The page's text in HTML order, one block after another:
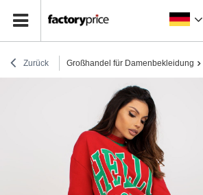
Zurück Großhandel für Damenbekleidung